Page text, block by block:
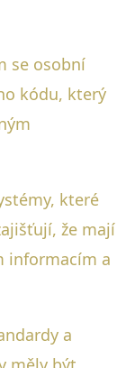
se osobní
kódu, který
které
že mají
informacím a
a